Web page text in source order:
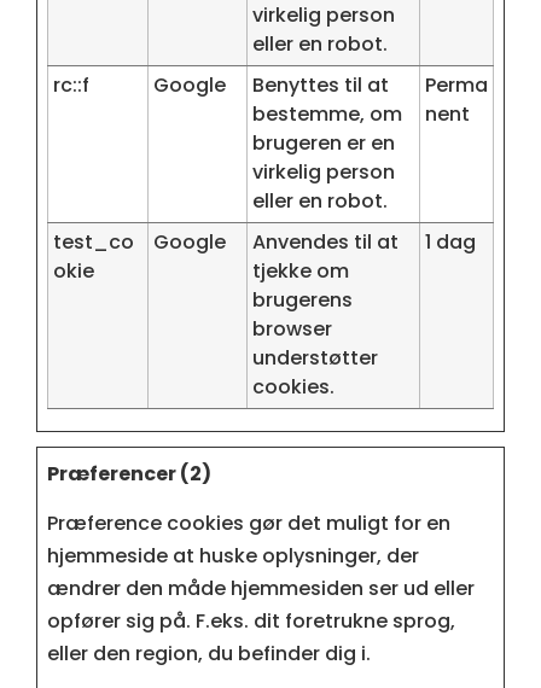
virkelig person
eller en robot.
rc::f Google
Benyttes til at
bestemme, om
brugeren er en
virkelig person
eller en robot.
Perma
nent
test_co
okie
Google
Anvendes til at
tjekke om
brugerens
browser
understøtter
cookies.
1 dag
Præferencer (2)
Præference cookies gør det muligt for en
hjemmeside at huske oplysninger, der
ændrer den måde hjemmesiden ser ud eller
opfører sig på. F.eks. dit foretrukne sprog,
eller den region, du befinder dig i.